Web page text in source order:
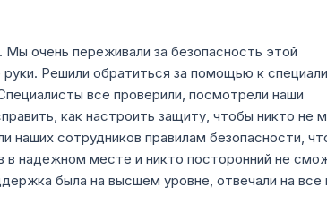
очень переживали за безопасность этой
Решили обратиться за помощью к
все проверили, посмотрели наши
как настроить защиту, чтобы никто не
наших сотрудников правилам безопасности,
в надежном месте и никто посторонний не
была на высшем уровне, отвечали на все